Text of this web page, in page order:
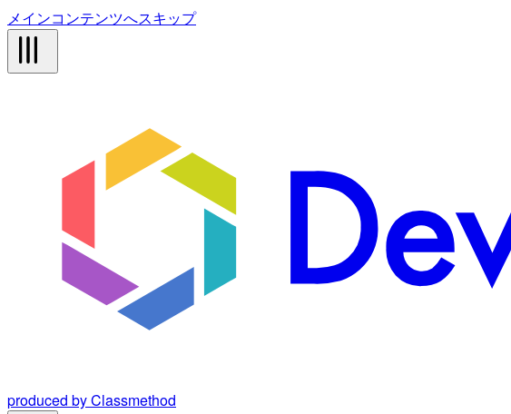
メインコンテンツへスキップ
produced by Classmethod